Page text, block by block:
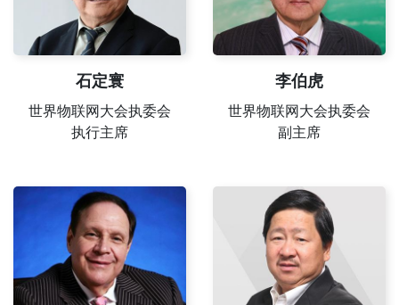
石定寰
世界物联网大会执委会
执行主席
李伯虎
世界物联网大会执委会
副主席